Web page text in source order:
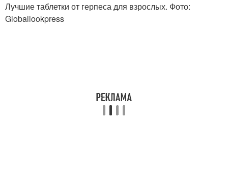
Лучшие таблетки от герпеса для взрослых. Фото:
Globallookpress